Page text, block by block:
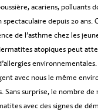
acariens, polluants
depuis 20 ans.
de l’asthme chez les
atopiques peut
avec nous le même
surprise, le nombre de
avec des signes de